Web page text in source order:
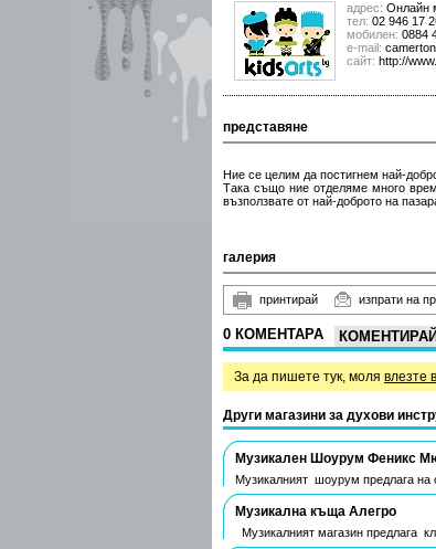
адрес: Онлайн
тел: 02 946 17
мобилен: 0884
е-mail:
сайт: http://
представяне
Ние се целим да постигнем най-
Така също ние отделяме много
възползвате от най-доброто на
галерия
принтирай изпрати на
0 КОМЕНТАРА
За да пишете тук, моля влезте
Други магазини за духови
Музикален Шоурум Феникс
Музикалният шоурум предлага на
Музикална къща Алегро
Музикалният магазин предлага